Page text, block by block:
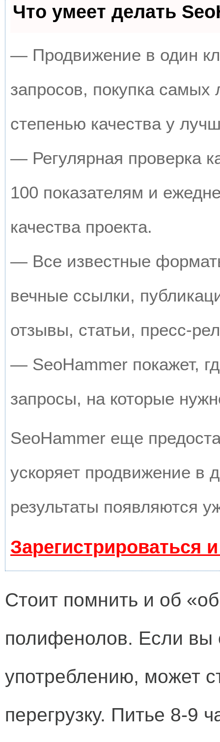
Что умеет делать
— Продвижение в один
запросов, покупка
степенью качества у
— Регулярная проверка
100 показателям и
качества проекта.
— Все известные
вечные ссылки,
отзывы, статьи, пресс-
— SeoHammer покажет,
запросы, на которые
SeoHammer еще
ускоряет продвижение в
результаты появляются
Зарегистрироваться
Стоит помнить и об
полифенолов. Если вы
употреблению, может
перегрузку. Питье 8-9